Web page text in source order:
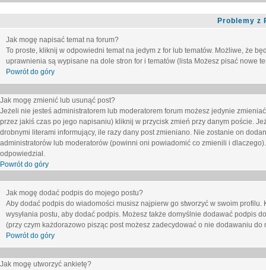
Problemy z
Jak mogę napisać temat na forum?
To proste, kliknij w odpowiedni temat na jedym z for lub tematów. Możliwe, że
uprawnienia są wypisane na dole stron for i tematów (lista Możesz pisać nowe
Powrót do góry
Jak mogę zmienić lub usunąć post?
Jeżeli nie jesteś administratorem lub moderatorem forum możesz jedynie
przez jakiś czas po jego napisaniu) kliknij w przycisk zmień przy danym poście.
drobnymi literami informujący, ile razy dany post zmieniano. Nie zostanie on
administratorów lub moderatorów (powinni oni powiadomić co zmienili i
odpowiedział.
Powrót do góry
Jak mogę dodać podpis do mojego postu?
Aby dodać podpis do wiadomości musisz najpierw go stworzyć w swoim
wysyłania postu, aby dodać podpis. Możesz także domyślnie dodawać podpis
(przy czym każdorazowo pisząc post możesz zadecydować o nie dodawaniu
Powrót do góry
Jak mogę utworzyć ankietę?